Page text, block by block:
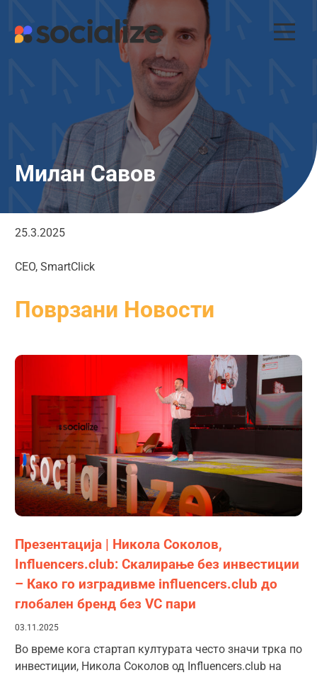
content
Милан Савов
25.3.2025
CEO, SmartClick
Поврзани Новости
Презентација | Никола Соколов,
Influencers.club: Скалирање без инвестиции
– Како го изградивме influencers.club до
глобален бренд без VC пари
03.11.2025
Во време кога стартап културата често значи трка по
инвестиции, Никола Соколов од Influencers.club на